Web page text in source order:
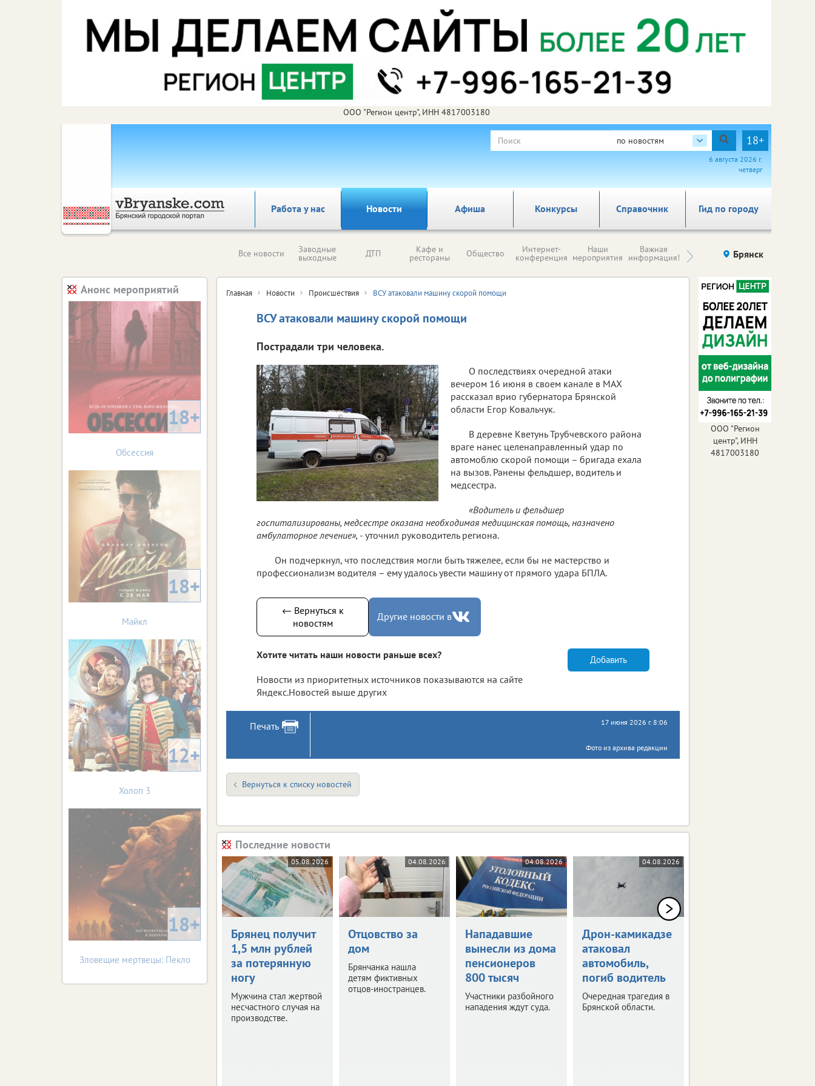
ООО "Регион центр", ИНН 4817003180
по новостям 18+
6 августа 2026 г.
четверг
Работа у нас Новости Афиша Справочник Гид по городу
Конкурсы
Все новости Заводные
выходные ДТП Кафе и
рестораны Общество Интернет-
конференция
Наши
мероприятия
Важная
информация! Происшествия Здоровье
Брянск
Главная Новости Происшествия ВСУ атаковали машину скорой помощи
ВСУ атаковали машину скорой помощи
Пострадали три человека.
О последствиях очередной атаки
вечером 16 июня в своем канале в МАХ
рассказал врио губернатора Брянской
области Егор Ковальчук.
В деревне Кветунь Трубчевского района
враге нанес целенаправленный удар по
автомоблю скорой помощи – бригада ехала
на вызов. Ранены фельдшер, водитель и
медсестра.
«Водитель и фельдшер
госпитализированы, медсестре оказана необходимая медицинская помощь, назначено
амбулаторное лечение», - уточнил руководитель региона.
Он подчеркнул, что последствия могли быть тяжелее, если бы не мастерство и
профессионализм водителя – ему удалось увести машину от прямого удара БПЛА.
← Вернуться к
новостям
Другие новости в
Хотите читать наши новости раньше всех?
Новости из приоритетных источников показываются на сайте
Яндекс.Новостей выше других
Добавить
Печать 17 июня 2026 г. 8:06
Фото из архива редакции
Вернуться к списку новостей
Последние новости
05.08.2026
Брянец получит
1,5 млн рублей
за потерянную
ногу
Мужчина стал жертвой
несчастного случая на
производстве.
04.08.2026
Отцовство за
дом
Брянчанка нашла
детям фиктивных
отцов-иностранцев.
04.08.2026
Нападавшие
вынесли из дома
пенсионеров
800 тысяч
Участники разбойного
нападения ждут суда.
04.08.2026
Дрон-камикадзе
атаковал
автомобиль,
погиб водитель
Очередная трагедия в
Брянской области.
Анонс мероприятий
18+
Обсессия
18+
Майкл
12+
Холоп 3
18+
Зловещие мертвецы: Пекло
ООО "Регион
центр", ИНН
4817003180